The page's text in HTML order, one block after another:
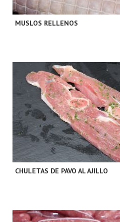
MUSLOS RELLENOS
CHULETAS DE PAVO AL AJILLO